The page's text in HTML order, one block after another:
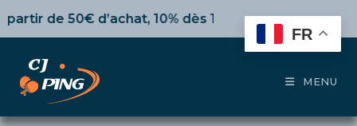
to
de 50€ d’achat,10%dès 100€,15% pour 150€ et
MENU
FR